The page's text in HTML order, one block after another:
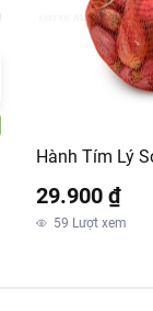
Hành Tím Lý
29.900 ₫
59 Lượt xem